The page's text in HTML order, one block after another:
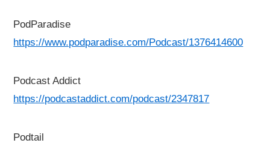
PodParadise
https://www.podparadise.com/Podcast/1376414600
Podcast Addict
https://podcastaddict.com/podcast/2347817
Podtail